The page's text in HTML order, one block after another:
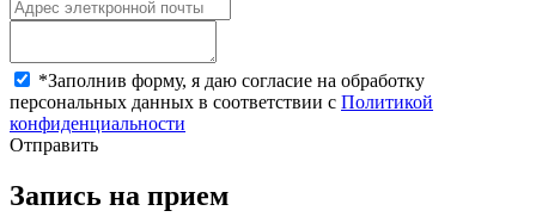
*Заполнив форму, я даю согласие на обработку
персональных данных в соответствии с Политикой
конфиденциальности
Отправить
Запись на прием